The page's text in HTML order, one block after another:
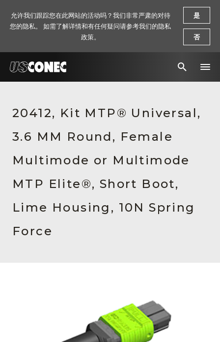
解决方案
产品
资源
关于我们
20412, Kit MTP® Universal,
3.6 MM Round, Female
Multimode or Multimode
MTP Elite®, Short Boot,
Lime Housing, 10N Spring
Force
允许我们跟踪您在此网站的活动吗？我们非常严肃的对待
您的隐私。 如需了解详情和有任何疑问请参考我们的隐私
政策。
是
否